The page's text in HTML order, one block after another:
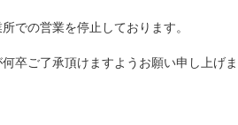
での営業を停止しております。
卒ご了承頂けますようお願い申し上げ